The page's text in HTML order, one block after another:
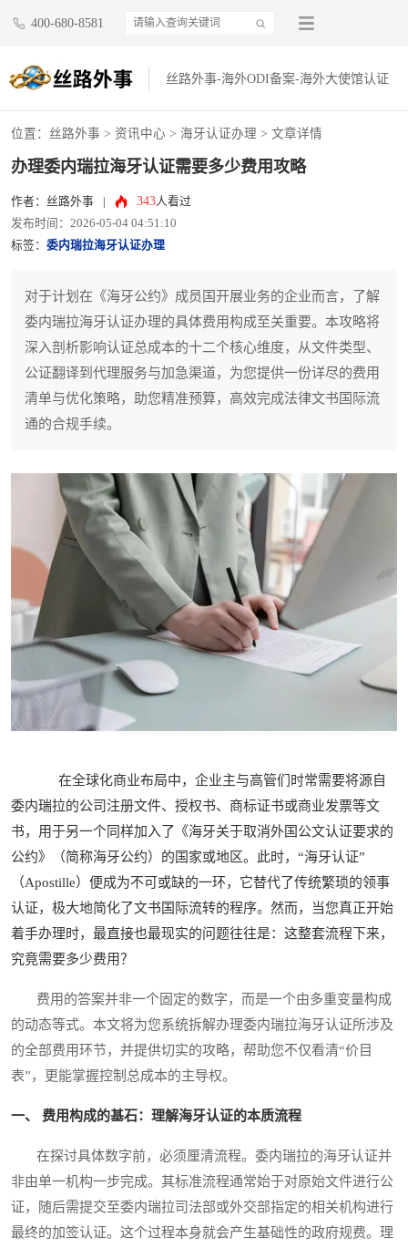
400-680-8581
丝路外事-海外ODI备案-海外大使馆认证
位置： 丝路外事 > 资讯中心 > 海牙认证办理 > 文章详情
办理委内瑞拉海牙认证需要多少费用攻略
作者：丝路外事 343人看过
发布时间：2026-05-04 04:51:10
标签： 委内瑞拉海牙认证办理
对于计划在《海牙公约》成员国开展业务的企业而言，了解
委内瑞拉海牙认证办理的具体费用构成至关重要。本攻略将
深入剖析影响认证总成本的十二个核心维度，从文件类型、
公证翻译到代理服务与加急渠道，为您提供一份详尽的费用
清单与优化策略，助您精准预算，高效完成法律文书国际流
通的合规手续。
在全球化商业布局中，企业主与高管们时常需要将源自
委内瑞拉的公司注册文件、授权书、商标证书或商业发票等文
书，用于另一个同样加入了《海牙关于取消外国公文认证要求的
公约》（简称海牙公约）的国家或地区。此时，“海牙认证”
（Apostille）便成为不可或缺的一环，它替代了传统繁琐的领事
认证，极大地简化了文书国际流转的程序。然而，当您真正开始
着手办理时，最直接也最现实的问题往往是：这整套流程下来，
究竟需要多少费用？
费用的答案并非一个固定的数字，而是一个由多重变量构成
的动态等式。本文将为您系统拆解办理委内瑞拉海牙认证所涉及
的全部费用环节，并提供切实的攻略，帮助您不仅看清“价目
表”，更能掌握控制总成本的主导权。
一、 费用构成的基石：理解海牙认证的本质流程
在探讨具体数字前，必须厘清流程。委内瑞拉的海牙认证并
非由单一机构一步完成。其标准流程通常始于对原始文件进行公
证，随后需提交至委内瑞拉司法部或外交部指定的相关机构进行
最终的加签认证。这个过程本身就会产生基础性的政府规费。理